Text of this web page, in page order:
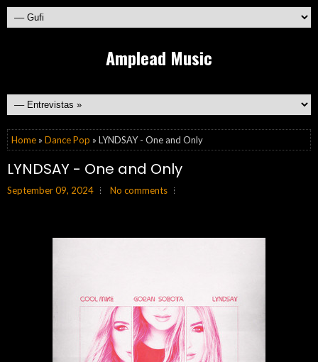
Amplead Music
Home » Dance Pop » LYNDSAY - One and Only
LYNDSAY - One and Only
September 09, 2024 No comments